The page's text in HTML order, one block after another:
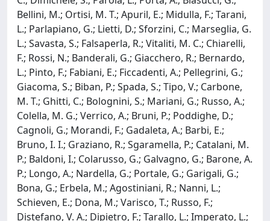
Bellini, M.; Ortisi, M. T.; Apuril, E.; Midulla, F.; Tarani,
L.; Parlapiano, G.; Lietti, D.; Sforzini, C.; Marseglia, G.
L.; Savasta, S.; Falsaperla, R.; Vitaliti, M. C.; Chiarelli,
F.; Rossi, N.; Banderali, G.; Giacchero, R.; Bernardo,
L.; Pinto, F.; Fabiani, E.; Ficcadenti, A.; Pellegrini, G.;
Giacoma, S.; Biban, P.; Spada, S.; Tipo, V.; Carbone,
M. T.; Ghitti, C.; Bolognini, S.; Mariani, G.; Russo, A.;
Colella, M. G.; Verrico, A.; Bruni, P.; Poddighe, D.;
Cagnoli, G.; Morandi, F.; Gadaleta, A.; Barbi, E.;
Bruno, I. I.; Graziano, R.; Sgaramella, P.; Catalani, M.
P.; Baldoni, I.; Colarusso, G.; Galvagno, G.; Barone, A.
P.; Longo, A.; Nardella, G.; Portale, G.; Garigali, G.;
Bona, G.; Erbela, M.; Agostiniani, R.; Nanni, L.;
Schieven, E.; Dona, M.; Varisco, T.; Russo, F.;
Distefano, V. A.; Dipietro, F.; Tarallo, L.; Imperato, L.;